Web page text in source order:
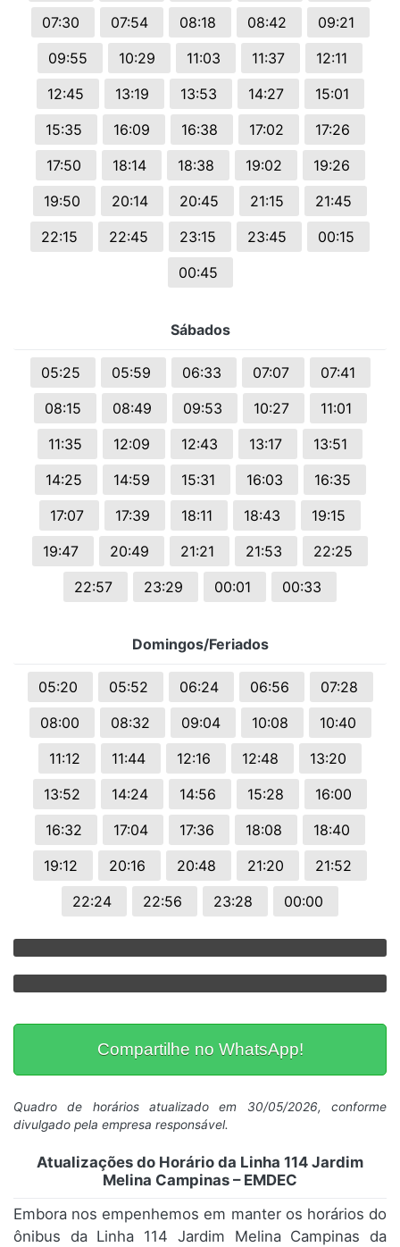
07:30 07:54 08:18 08:42
09:21
09:55
10:29 11:03 11:37
12:11
12:45
13:19 13:53 14:27
15:01
15:35
16:09 16:38 17:02
17:26
17:50
18:14 18:38 19:02
19:26
19:50
20:14 20:45 21:15
21:45
22:15
22:45 23:15 23:45
00:15
00:45
Sábados
05:25 05:59 06:33 07:07
07:41
08:15
08:49 09:53 10:27
11:01
11:35
12:09 12:43 13:17
13:51
14:25
14:59 15:31 16:03
16:35
17:07
17:39 18:11 18:43
19:15
19:47
20:49 21:21 21:53
22:25
22:57
23:29 00:01 00:33
Domingos/Feriados
05:20 05:52 06:24 06:56
07:28
08:00
08:32 09:04 10:08
10:40
11:12
11:44 12:16 12:48
13:20
13:52
14:24 14:56 15:28
16:00
16:32
17:04 17:36 18:08
18:40
19:12
20:16 20:48 21:20
21:52
22:24
22:56 23:28 00:00
Compartilhe no WhatsApp!
Quadro de horários atualizado em 30/05/2026, conforme
divulgado pela empresa responsável.
Atualizações do Horário da Linha 114 Jardim
Melina Campinas – EMDEC
Embora nos empenhemos em manter os horários do
ônibus da Linha 114 Jardim Melina Campinas da